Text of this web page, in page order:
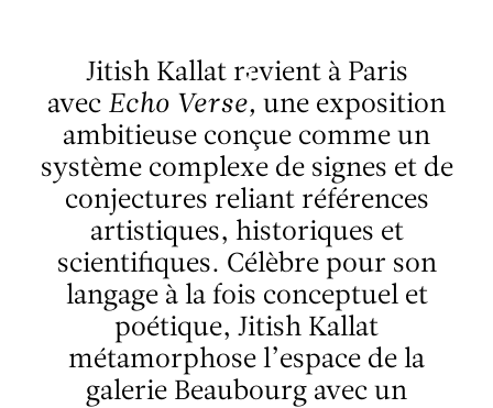
Jitish Kallat revient à Paris
avec Echo Verse, une exposition
ambitieuse conçue comme un
système complexe de signes et de
conjectures reliant références
artistiques, historiques et
scientifiques. Célèbre pour son
langage à la fois conceptuel et
poétique, Jitish Kallat
métamorphose l’espace de la
galerie Beaubourg avec un